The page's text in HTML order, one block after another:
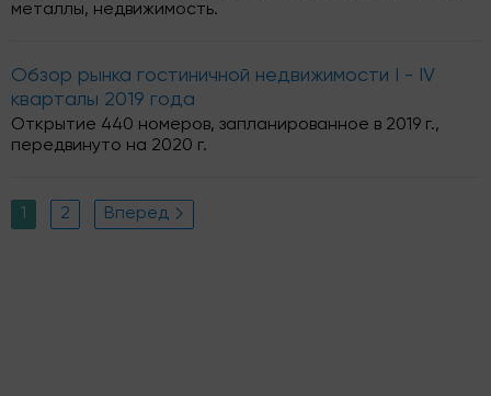
металлы, недвижимость.
Обзор рынка гостиничной недвижимости I - IV
кварталы 2019 года
Открытие 440 номеров, запланированное в 2019 г.,
передвинуто на 2020 г.
1 2 Вперед